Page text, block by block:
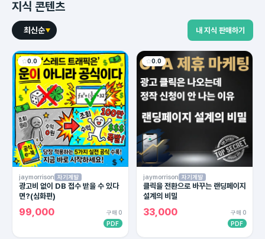
지식 콘텐츠
최신순 내 지식 판매하기
0.0
jaymorrison 자기계발
광고비 없이 DB 접수 받을 수 있다
면?(심화편)
99,000
구매 0
PDF
0.0
jaymorrison 자기계발
클릭을 전환으로 바꾸는 랜딩페이지
설계의 비밀
33,000
구매 0
PDF